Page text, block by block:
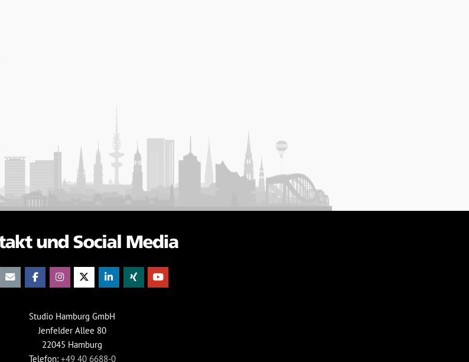
Studio Hamburg GmbH
Jenfelder Allee 80
22045 Hamburg
Telefon: +49 40 6688-0